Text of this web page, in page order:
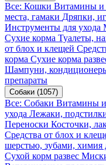
Все: Кошки Витамины и
места, гамаки Дряпки,
Инструменты для ухода
Сухие корма Туалеты,
от блох и клещей
корма Сухие корма
Шампуни,
препараты
Собаки (1057)
Все: Собаки Витамины и
ухода Лежаки,
Переноски Косточки,
Средства от блох и
шерстью, зубами, химия
Сухой корм развес